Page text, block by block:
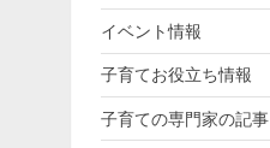
イベント情報
子育てお役立ち情報
子育ての専門家の記事